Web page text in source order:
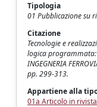
Tipologia
01 Pubblicazione su
Citazione
Tecnologie e
logica programmata:
INGEGNERIA
pp. 299-313.
Appartiene alla
01a Articolo in rivista